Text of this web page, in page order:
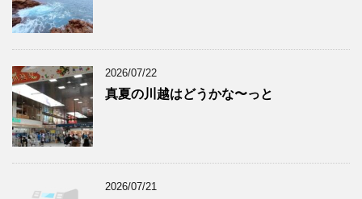
2026/07/22
真夏の川越はどうかな〜っと
2026/07/21